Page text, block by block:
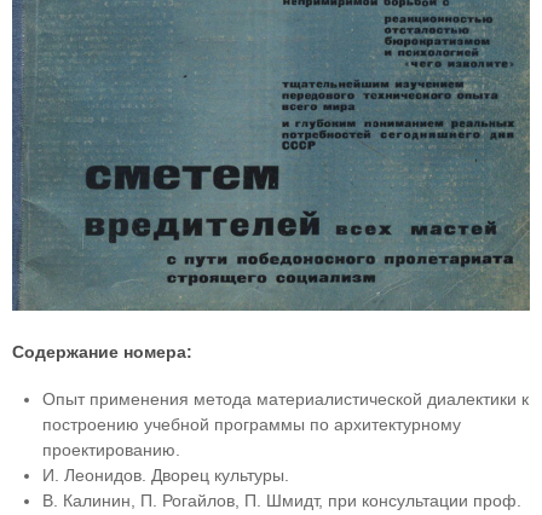
Содержание номера:
Опыт применения метода материалистической диалектики к
построению учебной программы по архитектурному
проектированию.
И. Леонидов. Дворец культуры.
В. Калинин, П. Рогайлов, П. Шмидт, при консультации проф.